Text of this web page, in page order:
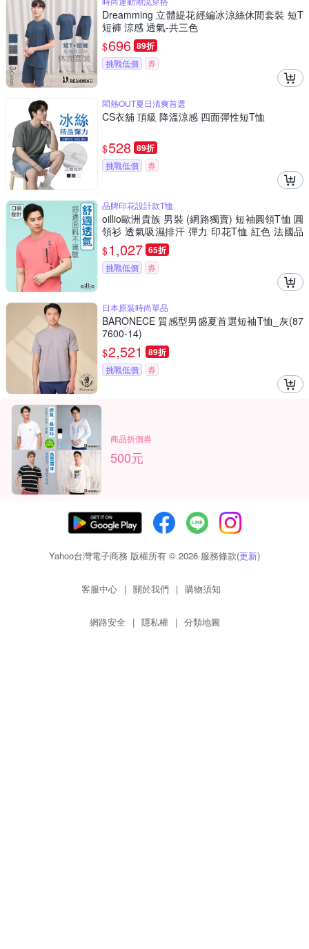
Dreamming 立體緹花經編冰涼絲休閒套裝 短T
短褲 涼感 透氣-共三色
$696 89折
挑戰低價 券
悶熱OUT夏日清爽首選
CS衣舖 頂級 降溫涼感 四面彈性短T恤
$528 89折
挑戰低價 券
品牌印花設計款T恤
oillio歐洲貴族 男裝 (網路獨賣) 短袖圓領T恤 圓
領衫 透氣吸濕排汗 彈力 印花T恤 紅色 法國品
牌
$1,027 65折
挑戰低價 券
日本原裝時尚單品
BARONECE 質感型男盛夏首選短袖T恤_灰(87
7600-14)
$2,521 89折
挑戰低價 券
商品折價券
500元
Yahoo台灣電子商務 版權所有 © 2026 服務條款(更新)
客服中心 | 關於我們 | 購物須知
網路安全 | 隱私權 | 分類地圖